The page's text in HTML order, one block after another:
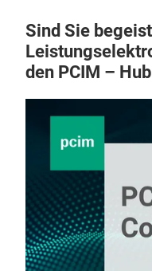
Sind Sie
den PCIM –